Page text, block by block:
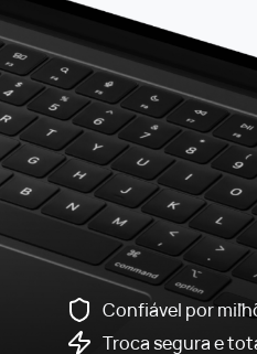
Confiável por
Troca segura e